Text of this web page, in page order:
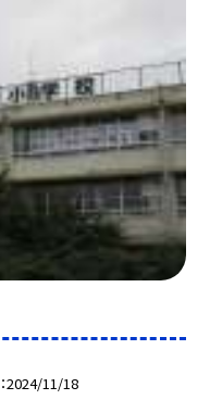
2024/11/18